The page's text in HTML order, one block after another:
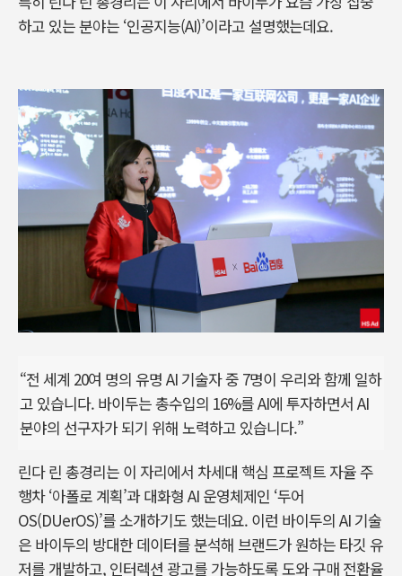
하고 있는 분야는 ‘인공지능(AI)’이라고 설명했는데요.
“전 세계 20여 명의 유명 AI 기술자 중 7명이 우리와 함께 일하
고 있습니다. 바이두는 총수입의 16%를 AI에 투자하면서 AI
분야의 선구자가 되기 위해 노력하고 있습니다.”
린다 린 총경리는 이 자리에서 차세대 핵심 프로젝트 자율 주
행차 ‘아폴로 계획’과 대화형 AI 운영체제인 ‘두어
OS(DUerOS)’를 소개하기도 했는데요. 이런 바이두의 AI 기술
은 바이두의 방대한 데이터를 분석해 브랜드가 원하는 타깃 유
저를 개발하고, 인터렉션 광고를 가능하도록 도와 구매 전환율